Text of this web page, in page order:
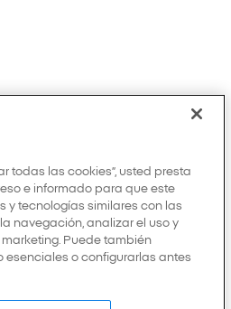
todas las cookies”, usted presta
e informado para que este
y tecnologías similares con las
navegación, analizar el uso y
Puede también
esenciales o configurarlas antes